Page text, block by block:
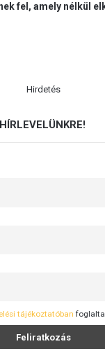
fel, amely nélkül
Hirdetés
tájékoztatóban